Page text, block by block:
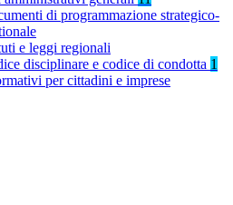
di programmazione strategico-
e leggi regionali
disciplinare e codice di condotta 1
per cittadini e imprese